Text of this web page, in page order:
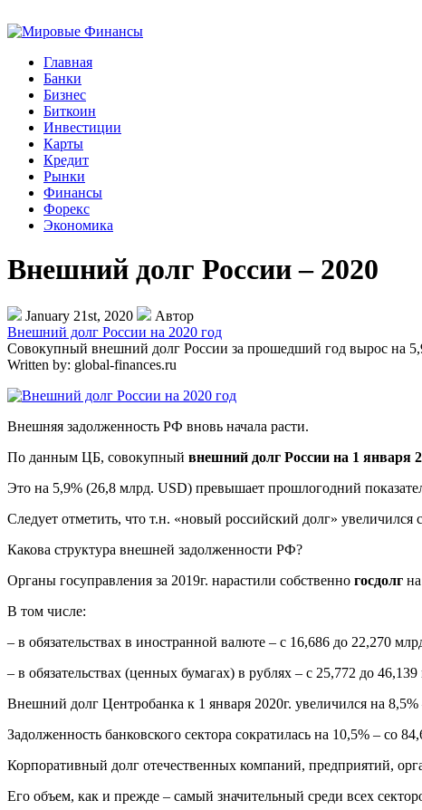
Главная
Банки
Бизнес
Биткоин
Инвестиции
Карты
Кредит
Рынки
Финансы
Форекс
Экономика
Внешний долг России – 2020
January 21st, 2020
Автор
Внешний долг России на 2020 год
Совокупный внешний долг России за прошедший год вырос на
Written by: global-finances.ru
Внешняя задолженность РФ вновь начала расти.
По данным ЦБ, совокупный внешний долг России на 1 января
Это на 5,9% (26,8 млрд. USD) превышает прошлогодний
Следует отметить, что т.н. «новый российский долг» увеличился
Какова структура внешней задолженности РФ?
Органы госуправления за 2019г. нарастили собственно госдолг
В том числе:
– в обязательствах в иностранной валюте – с 16,686 до 22,270
– в обязательствах (ценных бумагах) в рублях – с 25,772 до
Внешний долг Центробанка к 1 января 2020г. увеличился на
Задолженность банковского сектора сократилась на 10,5% – со
Корпоративный долг отечественных компаний, предприятий,
Его объем, как и прежде – самый значительный среди всех